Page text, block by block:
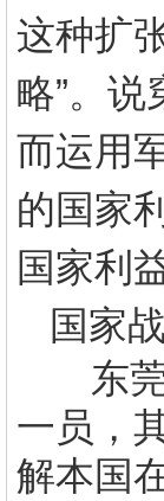
这种扩
略”。
而运用
的国家
国家利
国家
东
一员，
解本国